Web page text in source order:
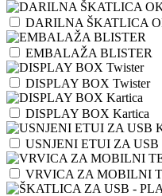
DARILNA ŠKATLICA
EMBALAŽA BLISTER
DISPLAY BOX Twister
DISPLAY BOX Kartica
USNJENI ETUI ZA
VRVICA ZA MOBILNI